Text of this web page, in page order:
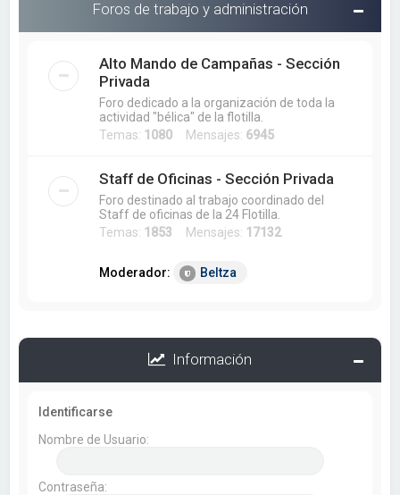
Foros de trabajo y administración
Alto Mando de Campañas - Sección
Privada
Foro dedicado a la organización de toda la
actividad "bélica" de la flotilla.
Temas: 1080 Mensajes: 6945
Staff de Oficinas - Sección Privada
Foro destinado al trabajo coordinado del
Staff de oficinas de la 24 Flotilla.
Temas: 1853 Mensajes: 17132
Moderador: Beltza
Información
Identificarse
Nombre de Usuario:
Contraseña: